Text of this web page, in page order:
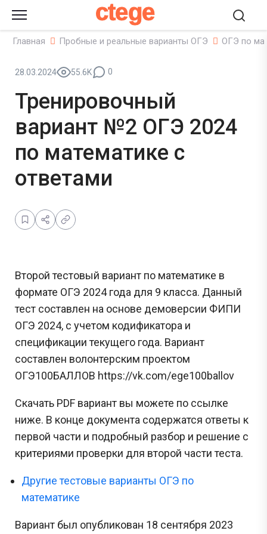
ctege
Главная Пробные и реальные варианты ОГЭ ОГЭ по
28.03.2024 55.6K 0
Тренировочный
вариант №2 ОГЭ 2024
по математике с
ответами
Второй тестовый вариант по математике в
формате ОГЭ 2024 года для 9 класса. Данный
тест составлен на основе демоверсии ФИПИ
ОГЭ 2024, с учетом кодификатора и
спецификации текущего года. Вариант
составлен волонтерским проектом
ОГЭ100БАЛЛОВ https://vk.com/ege100ballov
Скачать PDF вариант вы можете по ссылке
ниже. В конце документа содержатся ответы к
первой части и подробный разбор и решение с
критериями проверки для второй части теста.
Другие тестовые варианты ОГЭ по
математике
Вариант был опубликован 18 сентября 2023